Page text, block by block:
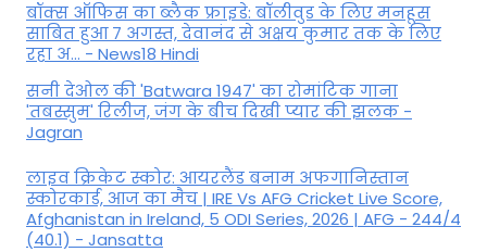
बॉक्स ऑफिस का ब्लैक फ्राइडे: बॉलीवुड के लिए मनहूस
साबित हुआ 7 अगस्त, देवानंद से अक्षय कुमार तक के लिए
रहा अ... - News18 Hindi
सनी देओल की 'Batwara 1947' का रोमांटिक गाना
'तबस्सुम' रिलीज, जंग के बीच दिखी प्यार की झलक -
Jagran
लाइव क्रिकेट स्कोर: आयरलैंड बनाम अफगानिस्तान
स्कोरकार्ड, आज का मैच | IRE Vs AFG Cricket Live Score,
Afghanistan in Ireland, 5 ODI Series, 2026 | AFG - 244/4
(40.1) - Jansatta